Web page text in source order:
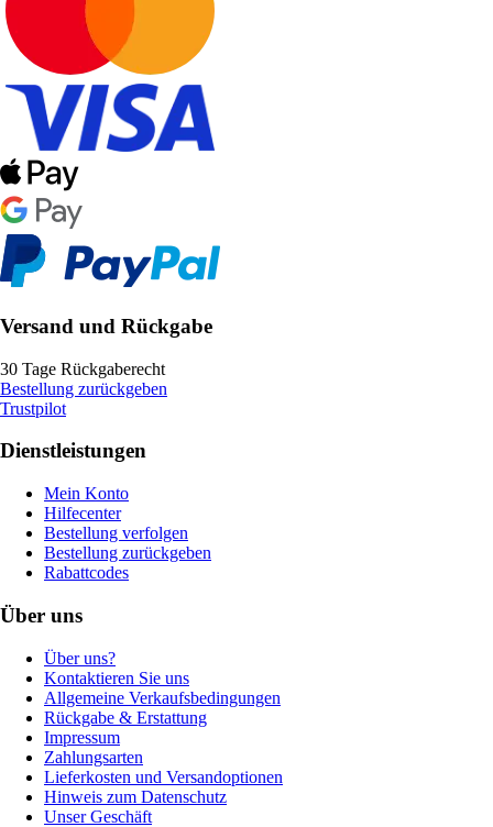
Versand und Rückgabe
30 Tage Rückgaberecht
Bestellung zurückgeben
Trustpilot
Dienstleistungen
Mein Konto
Hilfecenter
Bestellung verfolgen
Bestellung zurückgeben
Rabattcodes
Über uns
Über uns?
Kontaktieren Sie uns
Allgemeine Verkaufsbedingungen
Rückgabe & Erstattung
Impressum
Zahlungsarten
Lieferkosten und Versandoptionen
Hinweis zum Datenschutz
Unser Geschäft